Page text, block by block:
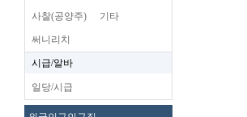
사찰(공양주) 기타
써니리치
시급/알바
일당/시급